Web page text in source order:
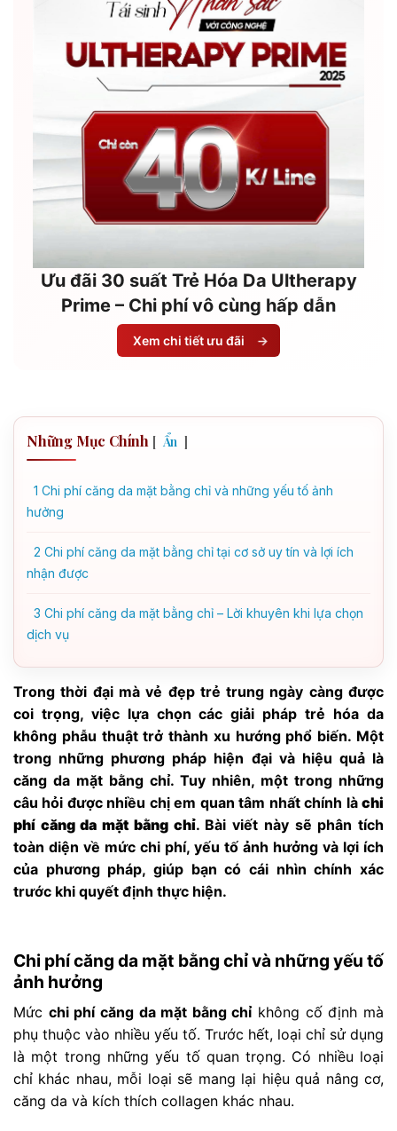
Ưu đãi 30 suất Trẻ Hóa Da Ultherapy
Prime – Chi phí vô cùng hấp dẫn
Xem chi tiết ưu đãi →
Những Mục Chính [ Ẩn ]
1 Chi phí căng da mặt bằng chỉ và những yếu tố ảnh
hưởng
2 Chi phí căng da mặt bằng chỉ tại cơ sở uy tín và lợi ích
nhận được
3 Chi phí căng da mặt bằng chỉ – Lời khuyên khi lựa chọn
dịch vụ
Trong thời đại mà vẻ đẹp trẻ trung ngày càng được
coi trọng, việc lựa chọn các giải pháp trẻ hóa da
không phẫu thuật trở thành xu hướng phổ biến. Một
trong những phương pháp hiện đại và hiệu quả là
căng da mặt bằng chỉ. Tuy nhiên, một trong những
câu hỏi được nhiều chị em quan tâm nhất chính là chi
phí căng da mặt bằng chỉ. Bài viết này sẽ phân tích
toàn diện về mức chi phí, yếu tố ảnh hưởng và lợi ích
của phương pháp, giúp bạn có cái nhìn chính xác
trước khi quyết định thực hiện.
Chi phí căng da mặt bằng chỉ và những yếu tố
ảnh hưởng
Mức chi phí căng da mặt bằng chỉkhông cố định mà
phụ thuộc vào nhiều yếu tố. Trước hết, loại chỉ sử dụng
là một trong những yếu tố quan trọng. Có nhiều loại
chỉ khác nhau, mỗi loại sẽ mang lại hiệu quả nâng cơ,
căng da và kích thích collagen khác nhau.